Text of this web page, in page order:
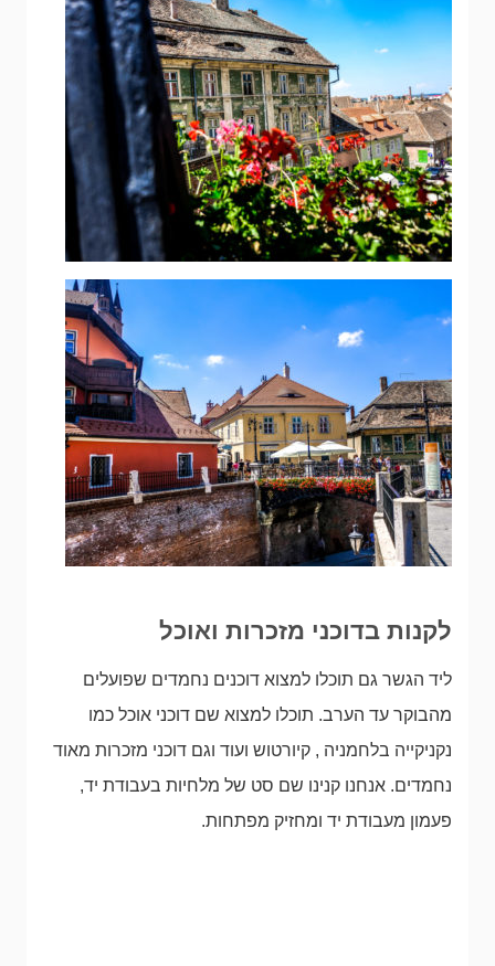
לקנות בדוכני מזכרות ואוכל
ליד הגשר גם תוכלו למצוא דוכנים נחמדים שפועלים
מהבוקר עד הערב. תוכלו למצוא שם דוכני אוכל כמו
נקניקייה בלחמניה , קיורטוש ועוד וגם דוכני מזכרות מאוד
נחמדים. אנחנו קנינו שם סט של מלחיות בעבודת יד,
פעמון מעבודת יד ומחזיק מפתחות.